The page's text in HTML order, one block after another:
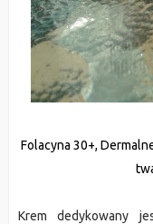
Folacyna 30+,
Krem dedykowany